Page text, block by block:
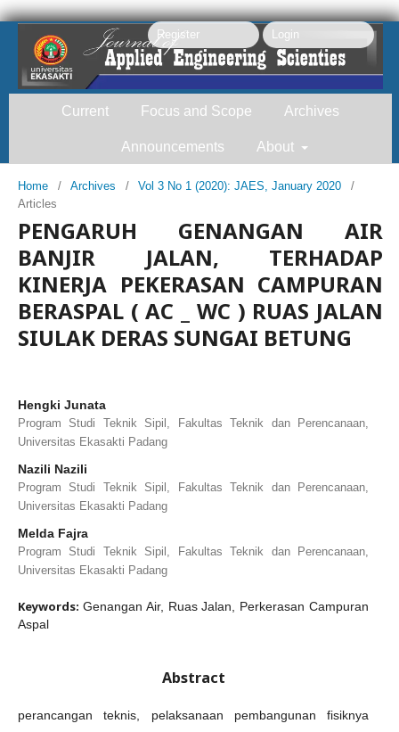
Current Focus and Scope Archives
Announcements About
Register Login
Home / Archives / Vol 3 No 1 (2020): JAES, January 2020
/
Articles
PENGARUH GENANGAN AIR
BANJIR JALAN, TERHADAP
KINERJA PEKERASAN CAMPURAN
BERASPAL ( AC _ WC ) RUAS JALAN
SIULAK DERAS SUNGAI BETUNG
Hengki Junata
Program Studi Teknik Sipil, Fakultas Teknik dan Perencanaan,
Universitas Ekasakti Padang
Nazili Nazili
Program Studi Teknik Sipil, Fakultas Teknik dan Perencanaan,
Universitas Ekasakti Padang
Melda Fajra
Program Studi Teknik Sipil, Fakultas Teknik dan Perencanaan,
Universitas Ekasakti Padang
Keywords: Genangan Air, Ruas Jalan, Perkerasan Campuran
Aspal
Abstract
perancangan teknis, pelaksanaan pembangunan fisiknya